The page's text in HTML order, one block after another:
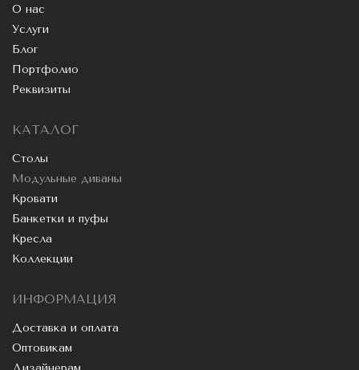
О нас
Услуги
Блог
Портфолио
Реквизиты
КАТАЛОГ
Столы
Модульные диваны
Кровати
Банкетки и пуфы
Кресла
Коллекции
ИНФОРМАЦИЯ
Доставка и оплата
Оптовикам